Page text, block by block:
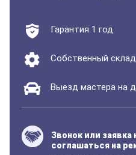
Гарантия 1 год
Собственный
Выезд мастера на
Звонок или
соглашаться на